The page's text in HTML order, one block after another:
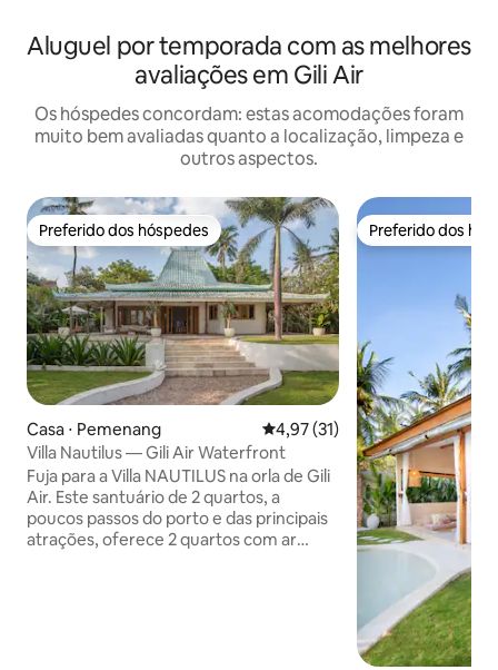
Aluguel por temporada com as melhores
avaliações em Gili Air
Os hóspedes concordam: estas acomodações foram
muito bem avaliadas quanto a localização, limpeza e
outros aspectos.
Preferido dos hóspedes
Preferido dos hóspedes
Casa ⋅ Pemenang 4,97 de uma avaliação média
4,97 (31)
Villa Nautilus — Gili Air Waterfront
Fuja para a Villa NAUTILUS na orla de Gili
Air. Este santuário de 2 quartos, a
poucos passos do porto e das principais
atrações, oferece 2 quartos com ar
Preferido dos
Preferido dos